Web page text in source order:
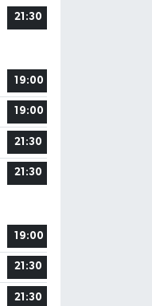
21:30
19:00
19:00
21:30
21:30
19:00
21:30
21:30